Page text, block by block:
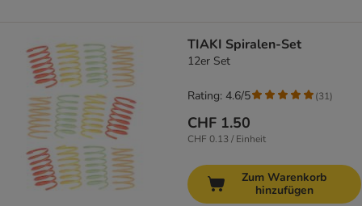
TIAKI Spiralen-Set
12er Set
CHF 1.50
CHF 0.13 / Einheit
Rating: 4.6/5 (31)
Zum Warenkorb
hinzufügen